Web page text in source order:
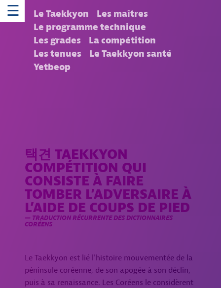
☰ Le Taekkyon
Les maîtres
Le programme technique
Les grades
La compétition
Les tenues
Le Taekkyon santé
Yetbeop
택견 TAEKKYON
COMPÉTITION QUI
CONSISTE À FAIRE
TOMBER L’ADVERSAIRE À
L’AIDE DE COUPS DE PIED
TRADUCTION RÉCURRENTE DES DICTIONNAIRES
CORÉENS
Le Taekkyon est lié l'histoire mouvementée de la
péninsule coréenne, de son apogée à son déclin,
puis à sa renaissance. Les Coréens le considèrent